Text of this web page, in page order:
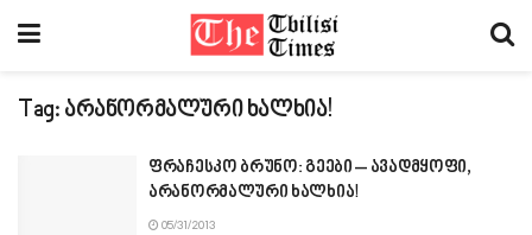
Tag: არანორმალური ხალხია!
ფრაჩესკო ბრუნო: გეები – ავადმყოფი,
არანორმალური ხალხია!
05/31/2013